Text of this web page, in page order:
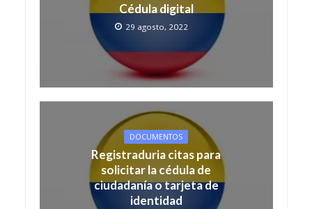
Cédula digital
29 agosto, 2022
DOCUMENTOS
Registraduria citas para
solicitar la cédula de
ciudadanía o tarjeta de
identidad